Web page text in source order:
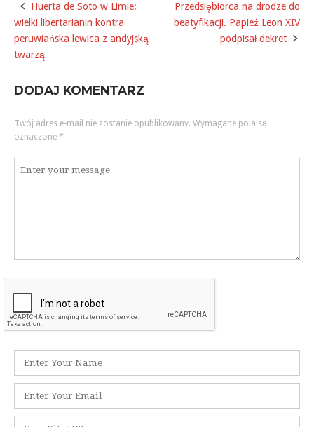
Post
navigation
Huerta de Soto w Limie:
wielki libertarianin kontra
peruwiańska lewica z andyjską
twarzą
Przedsiębiorca na drodze do
beatyfikacji. Papież Leon XIV
podpisał dekret
DODAJ KOMENTARZ
Twój adres e-mail nie zostanie opublikowany. Wymagane pola są
oznaczone *
Komentarz
*
e-